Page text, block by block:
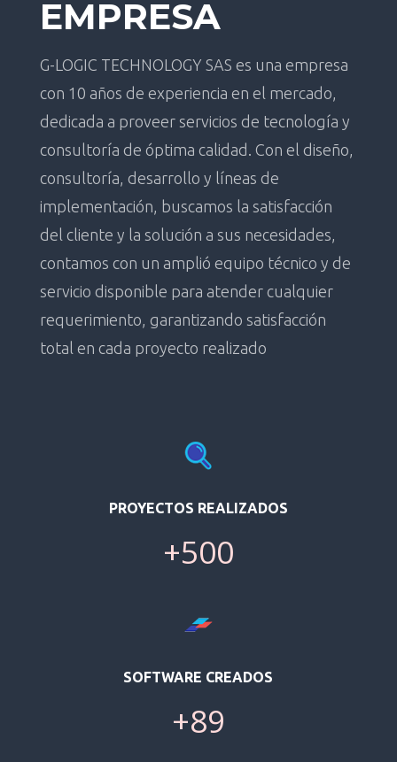
EMPRESA
G-LOGIC TECHNOLOGY SAS es una empresa
con 10 años de experiencia en el mercado,
dedicada a proveer servicios de tecnología y
consultoría de óptima calidad. Con el diseño,
consultoría, desarrollo y líneas de
implementación, buscamos la satisfacción
del cliente y la solución a sus necesidades,
contamos con un amplió equipo técnico y de
servicio disponible para atender cualquier
requerimiento, garantizando satisfacción
total en cada proyecto realizado
PROYECTOS REALIZADOS
+500
SOFTWARE CREADOS
+89